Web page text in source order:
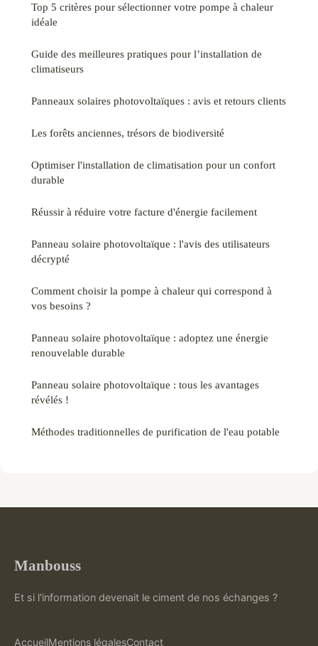
Top 5 critères pour sélectionner votre pompe à chaleur
idéale
Guide des meilleures pratiques pour l’installation de
climatiseurs
Panneaux solaires photovoltaïques : avis et retours clients
Les forêts anciennes, trésors de biodiversité
Optimiser l'installation de climatisation pour un confort
durable
Réussir à réduire votre facture d'énergie facilement
Panneau solaire photovoltaïque : l'avis des utilisateurs
décrypté
Comment choisir la pompe à chaleur qui correspond à
vos besoins ?
Panneau solaire photovoltaïque : adoptez une énergie
renouvelable durable
Panneau solaire photovoltaïque : tous les avantages
révélés !
Méthodes traditionnelles de purification de l'eau potable
Manbouss
Et si l'information devenait le ciment de nos échanges ?
AccueilMentions légalesContact